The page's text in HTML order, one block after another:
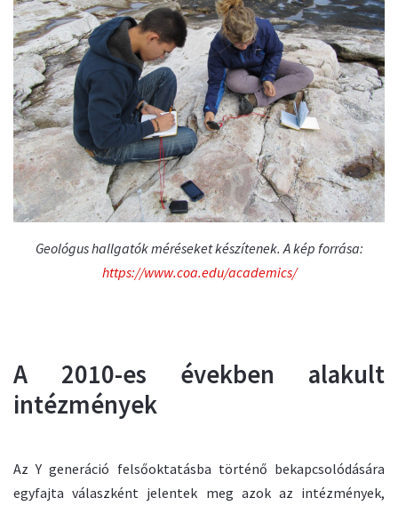
Geológus hallgatók méréseket készítenek. A kép forrása:
https://www.coa.edu/academics/
A 2010-es években alakult
intézmények
Az Y generáció felsőoktatásba történő bekapcsolódására
egyfajta válaszként jelentek meg azok az intézmények,